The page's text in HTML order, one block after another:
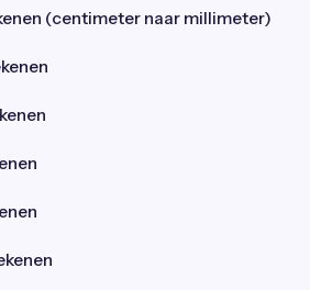
(centimeter naar millimeter)